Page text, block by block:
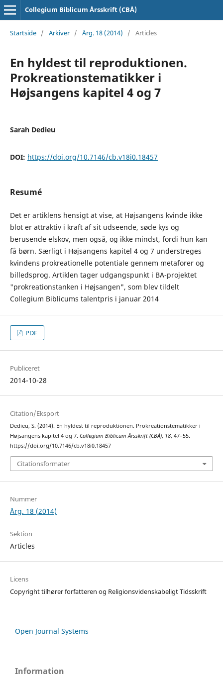
Collegium Biblicum Årsskrift (CBÅ)
Startside / Arkiver / Årg. 18 (2014) / Articles
En hyldest til reproduktionen.
Prokreationstematikker i
Højsangens kapitel 4 og 7
Sarah Dedieu
DOI: https://doi.org/10.7146/cb.v18i0.18457
Resumé
Det er artiklens hensigt at vise, at Højsangens kvinde ikke
blot er attraktiv i kraft af sit udseende, søde kys og
berusende elskov, men også, og ikke mindst, fordi hun kan
få børn. Særligt i Højsangens kapitel 4 og 7 understreges
kvindens prokreationelle potentiale gennem metaforer og
billedsprog. Artiklen tager udgangspunkt i BA-projektet
"prokreationstanken i Højsangen", som blev tildelt
Collegium Biblicums talentpris i januar 2014
PDF
Publiceret
2014-10-28
Citation/Eksport
Dedieu, S. (2014). En hyldest til reproduktionen. Prokreationstematikker i
Højsangens kapitel 4 og 7. Collegium Biblicum Årsskrift (CBÅ), 18, 47–55.
https://doi.org/10.7146/cb.v18i0.18457
Citationsformater
Nummer
Årg. 18 (2014)
Sektion
Articles
Licens
Copyright tilhører forfatteren og Religionsvidenskabeligt Tidsskrift
Open Journal Systems
Information